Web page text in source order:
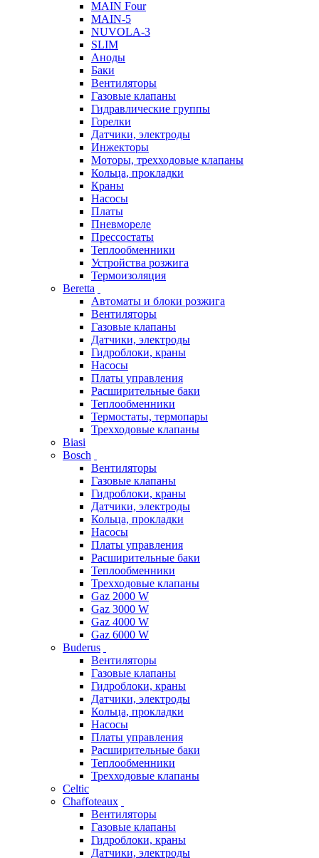
MAIN Four
MAIN-5
NUVOLA-3
SLIM
Аноды
Баки
Вентиляторы
Газовые клапаны
Гидравлические группы
Горелки
Датчики, электроды
Инжекторы
Моторы, трехходовые клапаны
Кольца, прокладки
Краны
Насосы
Платы
Пневмореле
Прессостаты
Теплообменники
Устройства розжига
Термоизоляция
Beretta
Автоматы и блоки розжига
Вентиляторы
Газовые клапаны
Датчики, электроды
Гидроблоки, краны
Насосы
Платы управления
Расширительные баки
Теплообменники
Термостаты, термопары
Трехходовые клапаны
Biasi
Bosch
Вентиляторы
Газовые клапаны
Гидроблоки, краны
Датчики, электроды
Кольца, прокладки
Насосы
Платы управления
Расширительные баки
Теплообменники
Трехходовые клапаны
Gaz 2000 W
Gaz 3000 W
Gaz 4000 W
Gaz 6000 W
Buderus
Вентиляторы
Газовые клапаны
Гидроблоки, краны
Датчики, электроды
Кольца, прокладки
Насосы
Платы управления
Расширительные баки
Теплообменники
Трехходовые клапаны
Celtic
Chaffoteaux
Вентиляторы
Газовые клапаны
Гидроблоки, краны
Датчики, электроды